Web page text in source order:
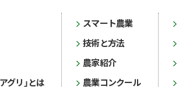
グリ」とは
スマート農業
技術と方法
農家紹介
農業コンクール